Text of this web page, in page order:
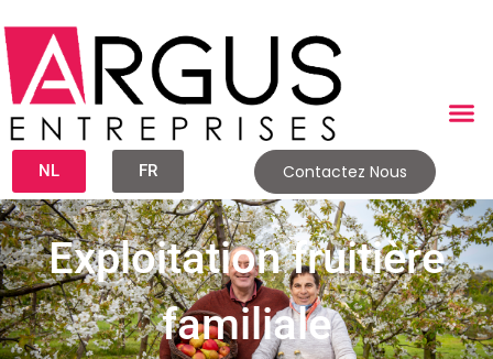
NL FR Contactez Nous
Exploitation fruitière
familiale